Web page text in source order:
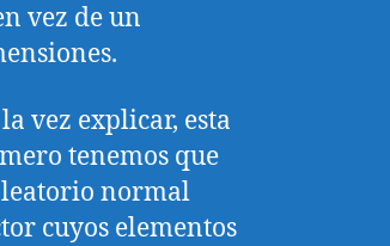
vez de un
vez explicar, esta
tenemos que
normal
cuyos elementos